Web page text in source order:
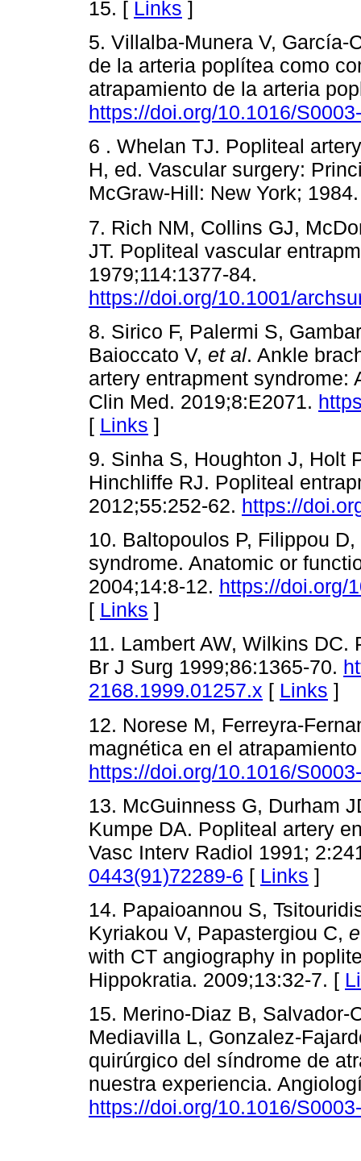
15. [ Links ]
5. Villalba-Munera V, García-
de la arteria poplítea como
atrapamiento de la arteria
https://doi.org/10.1016/
6 . Whelan TJ. Popliteal
H, ed. Vascular surgery:
McGraw-Hill: New York;
7. Rich NM, Collins GJ,
JT. Popliteal vascular
1979;114:1377-84.
https://doi.org/10.1001/
8. Sirico F, Palermi S,
Baioccato V, et al. Ankle
artery entrapment syndrome:
Clin Med. 2019;8:E2071.
[ Links ]
9. Sinha S, Houghton J, Holt
Hinchliffe RJ. Popliteal
2012;55:252-62. https://
10. Baltopoulos P, Filippou
syndrome. Anatomic or
2004;14:8-12. https://doi.org/
[ Links ]
11. Lambert AW, Wilkins
Br J Surg 1999;86:1365-70.
2168.1999.01257.x [ Links ]
12. Norese M, Ferreyra-
magnética en el
https://doi.org/10.1016/
13. McGuinness G, Durham
Kumpe DA. Popliteal artery
Vasc Interv Radiol 1991;
0443(91)72289-6 [ Links ]
14. Papaioannou S,
Kyriakou V, Papastergiou C,
with CT angiography in
Hippokratia. 2009;13:32-7. [
15. Merino-Diaz B, Salvador-
Mediavilla L, Gonzalez-
quirúrgico del síndrome de
nuestra experiencia.
https://doi.org/10.1016/